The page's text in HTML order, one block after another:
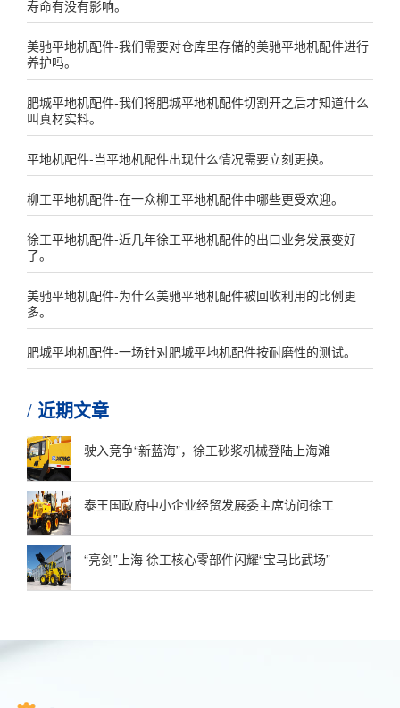
寿命有没有影响。
美驰平地机配件-我们需要对仓库里存储的美驰平地机配件进行
养护吗。
肥城平地机配件-我们将肥城平地机配件切割开之后才知道什么
叫真材实料。
平地机配件-当平地机配件出现什么情况需要立刻更换。
柳工平地机配件-在一众柳工平地机配件中哪些更受欢迎。
徐工平地机配件-近几年徐工平地机配件的出口业务发展变好
了。
美驰平地机配件-为什么美驰平地机配件被回收利用的比例更
多。
肥城平地机配件-一场针对肥城平地机配件按耐磨性的测试。
近期文章
驶入竞争“新蓝海”，徐工砂浆机械登陆上海滩
泰王国政府中小企业经贸发展委主席访问徐工
“亮剑”上海 徐工核心零部件闪耀“宝马比武场”